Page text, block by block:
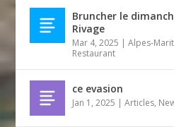
Bruncher le
Rivage
Mar 4, 2025 |Alpes-
Restaurant
ce evasion
Jan 1, 2025 |Articles,